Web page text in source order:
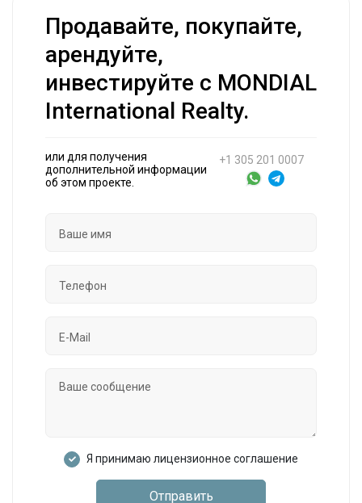
Продавайте, покупайте,
арендуйте,
инвестируйте с MONDIAL
International Realty.
или для получения
дополнительной информации
об этом проекте.
+1 305 201 0007
Я принимаю лицензионное соглашение
Отправить